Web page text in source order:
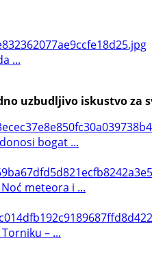
...
uzbudljivo iskustvo
bogat ...
meteora i ...
– ...